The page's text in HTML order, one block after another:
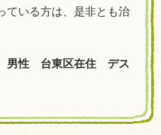
ている方は、是非とも治
男性 台東区在住 デス